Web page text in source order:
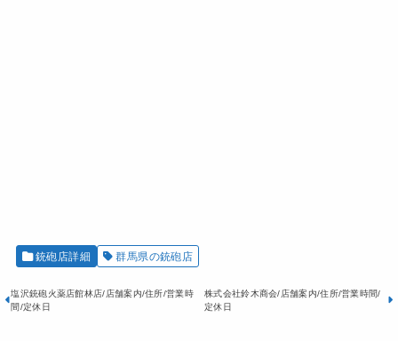
銃砲店詳細 群馬県の銃砲店
塩沢銃砲火薬店館林店/店舗案内/住所/営業時
間/定休日
株式会社鈴木商会/店舗案内/住所/営業時間/
定休日